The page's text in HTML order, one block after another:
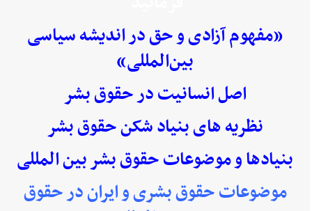
«مفهوم آزادی و حق در اندیشه سیاسی
بین‌المللی»
اصل انسانیت در حقوق بشر
نظریه های بنیاد شکن حقوق بشر
بنیادها و موضوعات حقوق بشر بین المللی
موضوعات حقوق بشری و ایران در حقوق